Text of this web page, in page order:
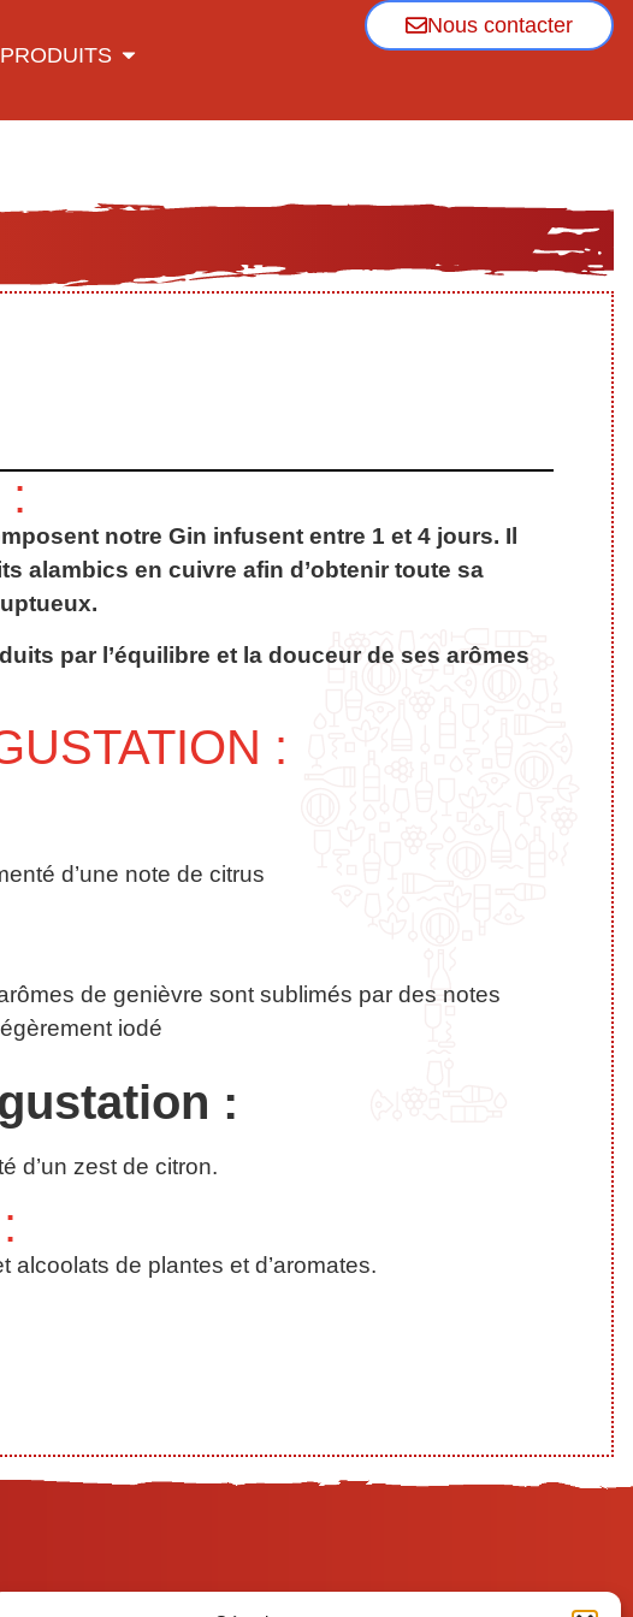
Nous contacter
:
notre Gin infusent entre 1 et 4 jours. Il
alambics en cuivre afin d’obtenir toute sa
par l’équilibre et la douceur de ses arômes
:
d’une note de citrus
de genièvre sont sublimés par des notes
iodé
:
d’un zest de citron.
alcoolats de plantes et d’aromates.